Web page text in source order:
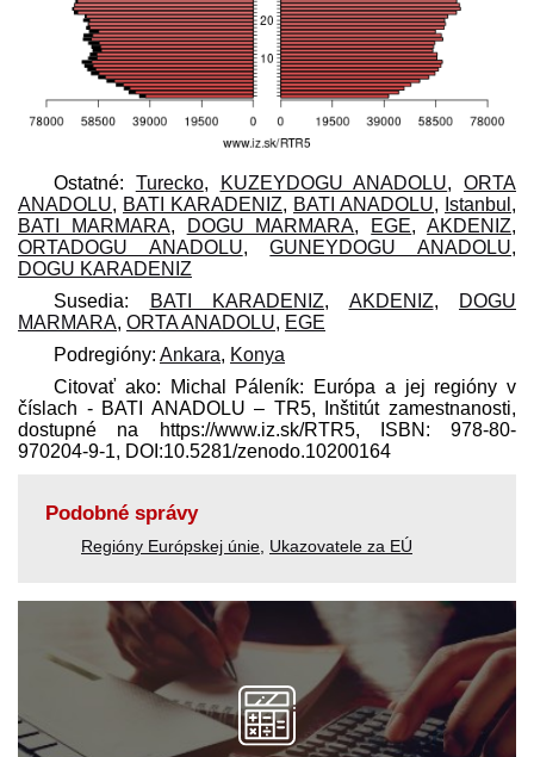
Ostatné: Turecko, KUZEYDOGU ANADOLU, ORTA
ANADOLU, BATI KARADENIZ, BATI ANADOLU, Istanbul ,
BATI MARMARA, DOGU MARMARA, EGE,AKDENIZ,
ORTADOGU ANADOLU,GUNEYDOGU ANADOLU,
DOGU KARADENIZ
Susedia:
BATI KARADENIZ, AKDENIZ,
DOGU
MARMARA, ORTA ANADOLU, EGE
Podregióny: Ankara, Konya
Citovať ako: Michal Páleník: Európa a jej regióny v
číslach - BATI ANADOLU – TR5, Inštitút zamestnanosti,
dostupné na https://www.iz.sk/​RTR5, ISBN: 978-80-
970204-9-1, DOI:10.5281/zenodo.10200164
Podobné správy
Regióny Európskej únie Ukazovatele za EÚ